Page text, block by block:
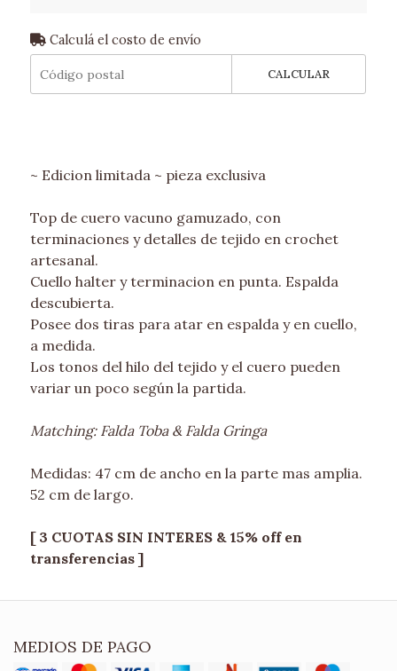
Calculá el costo de envío
CALCULAR
~ Edicion limitada ~ pieza exclusiva
Top de cuero vacuno gamuzado, con
terminaciones y detalles de tejido en crochet
artesanal.
Cuello halter y terminacion en punta. Espalda
descubierta.
Posee dos tiras para atar en espalda y en cuello,
a medida.
Los tonos del hilo del tejido y el cuero pueden
variar un poco según la partida.
Matching: Falda Toba & Falda Gringa
Medidas: 47 cm de ancho en la parte mas amplia.
52 cm de largo.
[ 3 CUOTAS SIN INTERES & 15% off en
transferencias ]
MEDIOS DE PAGO